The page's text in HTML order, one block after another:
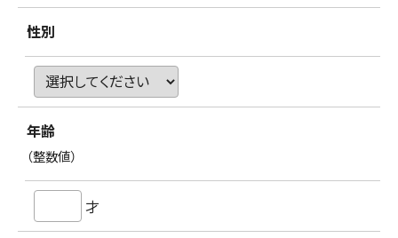
性別
年齢
（整数値）
才